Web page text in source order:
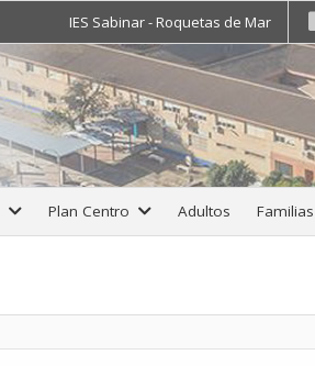
IES Sabinar - Roquetas de Mar
Plan Centro Adultos Familias